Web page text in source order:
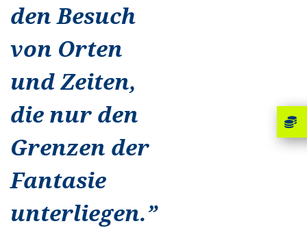
den Besuch
von Orten
und Zeiten,
die nur den
Grenzen der
Fantasie
unterliegen.”